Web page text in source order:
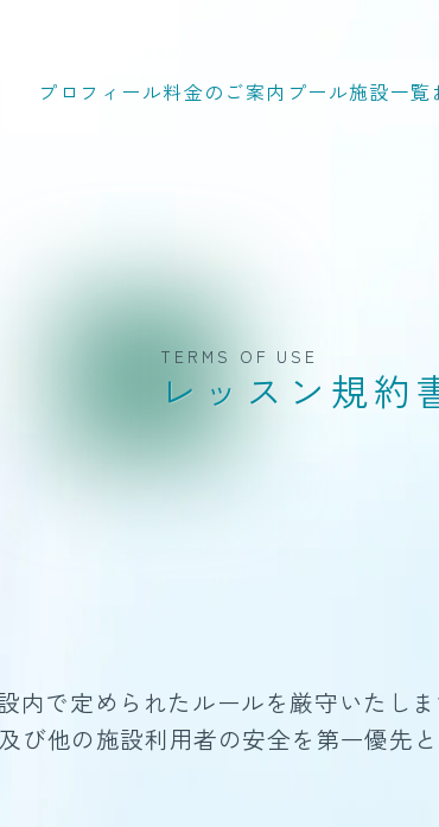
プロフィール料金のご案内 プール施設一覧
TERMS OF USE
レッスン規約
内で定められたルールを厳守いたし
び他の施設利用者の安全を第一優先